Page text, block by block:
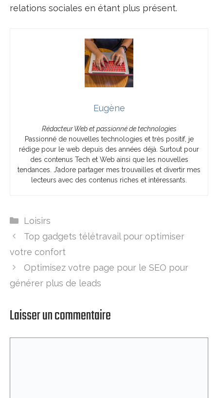
relations sociales en étant plus présent.
Eugène
Rédacteur Web et passionné de technologies
Passionné de nouvelles technologies et très positif, je
rédige pour le web depuis des années déjà. Surtout pour
des contenus Tech et Web ainsi que les nouvelles
tendances. J’adore partager mes trouvailles et divertir mes
lecteurs avec des contenus riches et intéressants.
Catégories
Loisirs
Top gadgets télétravail pour optimiser
votre confort
Optimisez votre page pour le SEO pour
générer plus de leads
Laisser un commentaire